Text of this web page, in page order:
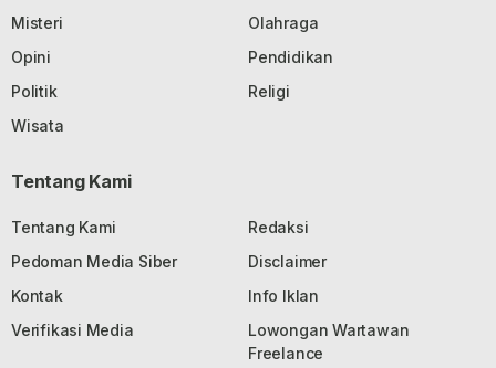
Misteri
Olahraga
Opini
Pendidikan
Politik
Religi
Wisata
Tentang Kami
Tentang Kami
Redaksi
Pedoman Media Siber
Disclaimer
Kontak
Info Iklan
Verifikasi Media
Lowongan Wartawan
Freelance